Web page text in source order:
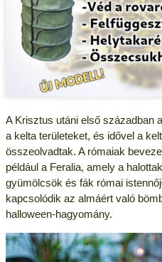
A Krisztus utáni első században
a kelta területeket, és idővel a
összeolvadtak. A rómaiak
például a Feralia, amely a
gyümölcsök és fák római
kapcsolódik az almáért való
halloween-hagyomány.